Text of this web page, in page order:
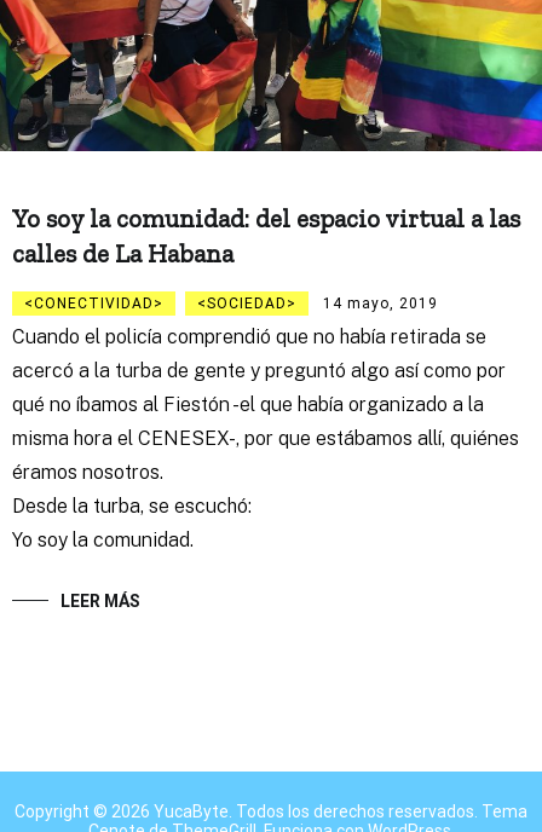
Yo soy la comunidad: del espacio virtual a las
calles de La Habana
CONECTIVIDAD SOCIEDAD 14 mayo, 2019
Cuando el policía comprendió que no había retirada se
acercó a la turba de gente y preguntó algo así como por
qué no íbamos al Fiestón -el que había organizado a la
misma hora el CENESEX-, por que estábamos allí, quiénes
éramos nosotros.
Desde la turba, se escuchó:
Yo soy la comunidad.
LEER MÁS
Copyright © 2026 YucaByte . Todos los derechos reservados. Tema